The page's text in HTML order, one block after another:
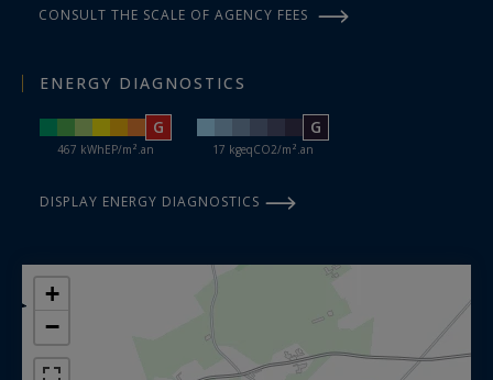
CONSULT THE SCALE OF AGENCY FEES
ENERGY DIAGNOSTICS
G
467 kWhEP/m².an
G
17 kgeqCO2/m².an
DISPLAY ENERGY DIAGNOSTICS
+
−